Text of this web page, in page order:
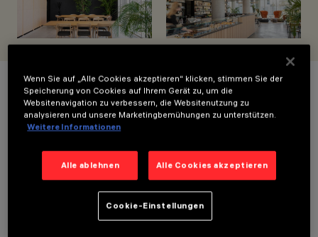
2020
ARCHITEKTURDESIGN
ARCHITETTI
LICHTDESIGN
MARCO ZITO
Projektdetails
LOCATION
2020
Wenn Sie auf „Alle Cookies akzeptieren“ klicken, stimmen Sie der
Speicherung von Cookies auf Ihrem Gerät zu, um die
Websitenavigation zu verbessern, die Websitenutzung zu
analysieren und unsere Marketingbemühungen zu unterstützen.
Weitere Informationen
Alle ablehnen Alle Cookies akzeptieren
Cookie-Einstellungen